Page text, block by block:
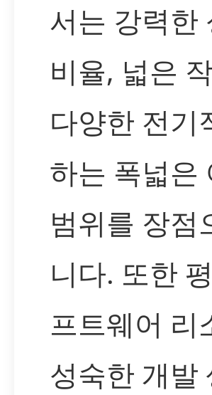
서는 강력한
비율, 넓은
다양한 전기
하는 폭넓은
범위를 장점
니다. 또한
프트웨어 리
성숙한 개발